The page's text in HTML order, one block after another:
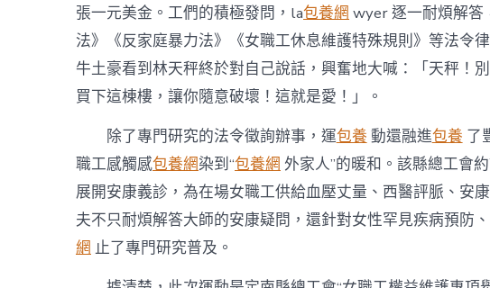
工
法
在
你
身
普
法
宣
揚
運
動〉
張一元美金。工們的積極發問，la包養網 wyer 逐一耐煩解答
法》《反家庭暴力法》《女職工休息維護特殊規則》等法令
牛土豪看到林天秤終於對自己說話，興奮地大喊：「天秤！
買下這棟樓，讓你隨意破壞！這就是愛！」。
除了專門研究的法令徵詢辦事，運包養 動還融進包養 了
職工感觸感包養網染到“包養網 外家人”的暖和。該縣總工會
展開安康義診，為在場女職工供給血壓丈量、西醫評脈、安
夫不只耐煩解答大師的安康疑問，還針對女性罕見疾病預防
網 止了專門研究普及。